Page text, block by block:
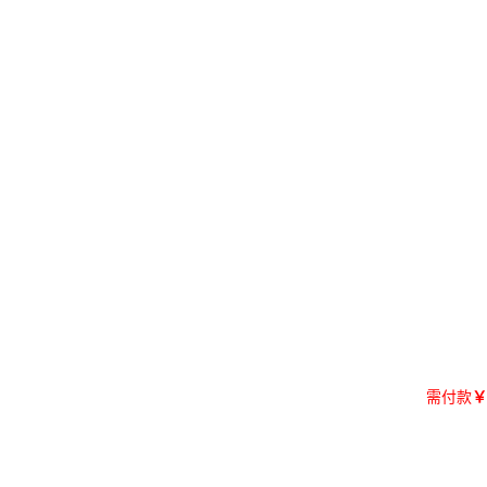
需付款￥